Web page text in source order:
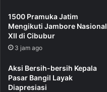
1500 Pramuka Jatim
Mengikuti Jambore Nasional
XII di Cibubur
3 jam ago
Aksi Bersih-bersih Kepala
Pasar Bangil Layak
Diapresiasi